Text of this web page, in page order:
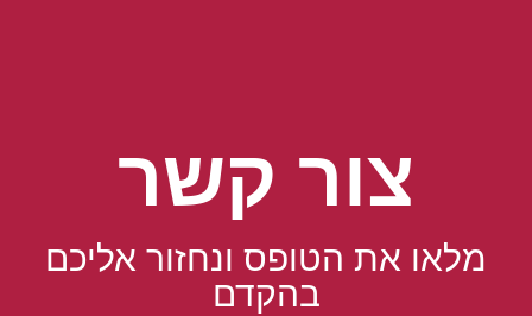
צור קשר
מלאו את הטופס ונחזור אליכם
בהקדם